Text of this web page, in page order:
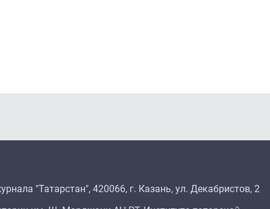
"Татарстан", 420066, г. Казань, ул. Декабристов, 2